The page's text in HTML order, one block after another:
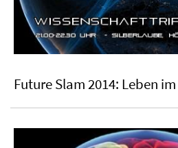
Future Slam 2014: Leben